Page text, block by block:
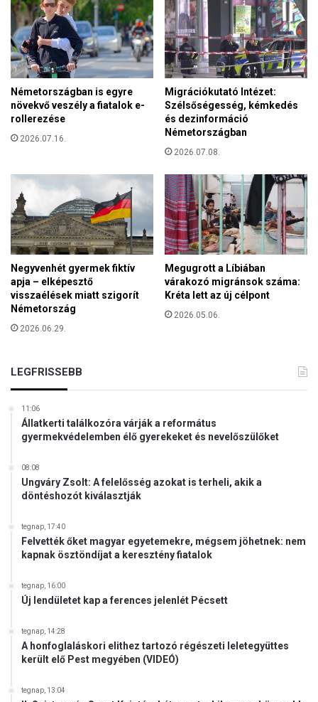
Németországban is egyre
növekvő veszély a fiatalok e-
rollerezése
2026.07.16.
Migrációkutató Intézet:
Szélsőségesség, kémkedés
és dezinformáció
Németországban
2026.07.08.
Negyvenhét gyermek fiktív
apja – elképesztő
visszaélések miatt szigorít
Németország
2026.06.29.
Megugrott a Líbiában
várakozó migránsok száma:
Kréta lett az új célpont
2026.05.06.
LEGFRISSEBB
11:06
Állatkerti találkozóra várják a református
gyermekvédelemben élő gyerekeket és nevelőszülőket
08:08
Ungváry Zsolt: A felelősség azokat is terheli, akik a
döntéshozót kiválasztják
tegnap, 17:40
Felvették őket magyar egyetemekre, mégsem jöhetnek: nem
kapnak ösztöndíjat a keresztény fiatalok
tegnap, 16:00
Új lendületet kap a ferences jelenlét Pécsett
tegnap, 14:28
A honfoglaláskori elithez tartozó régészeti leletegyüttes
került elő Pest megyében (VIDEÓ)
tegnap, 13:04